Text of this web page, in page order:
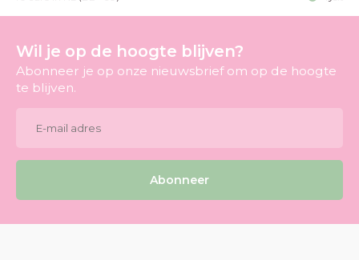
Wil je op de hoogte blijven?
Abonneer je op onze nieuwsbrief om op de hoogte
te blijven.
Abonneer